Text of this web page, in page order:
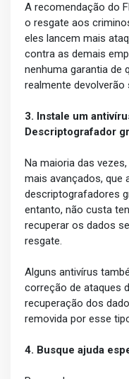
A recomendação do
o resgate aos
eles lancem mais
contra as demais
nenhuma garantia de
realmente
3. Instale um
Descriptografador
Na maioria das
mais avançados, que
descriptografadores
entanto, não custa
recuperar os dados
resgate.
Alguns antivírus
correção de ataques
recuperação dos
removida por esse
4. Busque ajuda